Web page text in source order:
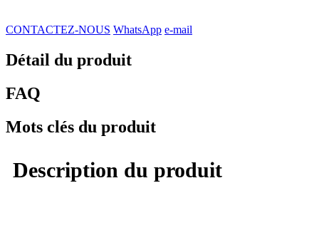
CONTACTEZ-NOUS WhatsApp e-mail
Détail du produit
FAQ
Mots clés du produit
Description du produit